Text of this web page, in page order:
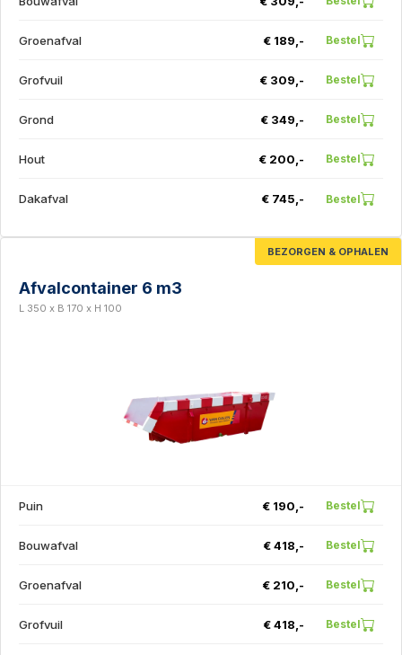
Groenafval € 189,- Bestel
Grofvuil € 309,- Bestel
Grond € 349,- Bestel
Hout € 200,- Bestel
Dakafval € 745,- Bestel
BEZORGEN & OPHALEN
Afvalcontainer 6 m3
L 350 x B 170 x H 100
Puin € 190,- Bestel
Bouwafval € 418,- Bestel
Groenafval € 210,- Bestel
Grofvuil € 418,- Bestel